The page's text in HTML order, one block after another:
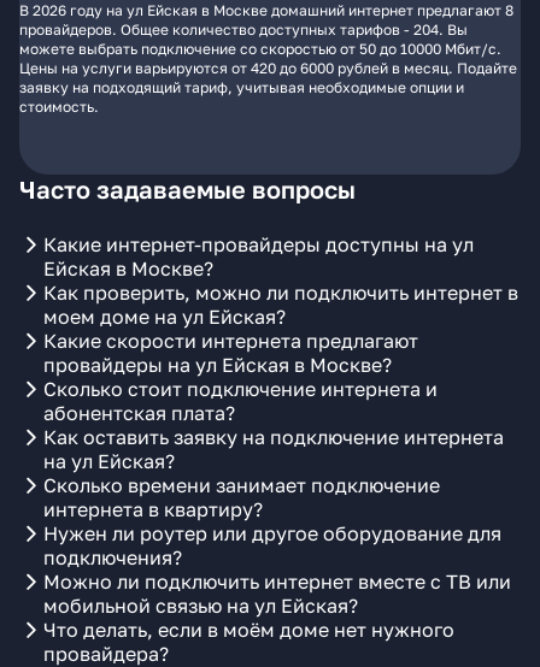
В 2026 году на ул Ейская в Москве домашний интернет предлагают 8
провайдеров. Общее количество доступных тарифов - 204. Вы
можете выбрать подключение со скоростью от 50 до 10000 Мбит/с.
Цены на услуги варьируются от 420 до 6000 рублей в месяц. Подайте
заявку на подходящий тариф, учитывая необходимые опции и
стоимость.
Часто задаваемые вопросы
Какие интернет-провайдеры доступны на ул
Ейская в Москве?
Как проверить, можно ли подключить интернет в
моем доме на ул Ейская?
Какие скорости интернета предлагают
провайдеры на ул Ейская в Москве?
Сколько стоит подключение интернета и
абонентская плата?
Как оставить заявку на подключение интернета
на ул Ейская?
Сколько времени занимает подключение
интернета в квартиру?
Нужен ли роутер или другое оборудование для
подключения?
Можно ли подключить интернет вместе с ТВ или
мобильной связью на ул Ейская?
Что делать, если в моём доме нет нужного
провайдера?